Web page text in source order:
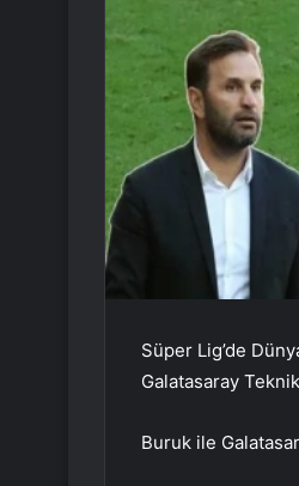
Süper Lig’de
Galatasaray
Buruk ile